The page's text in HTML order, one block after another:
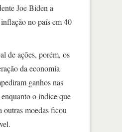
Joe Biden a
no país em 40
de ações, porém, os
da economia
ganhos nas
o índice que
outras moedas ficou